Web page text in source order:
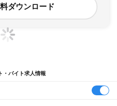
ダウンロード
・バイト求人情報